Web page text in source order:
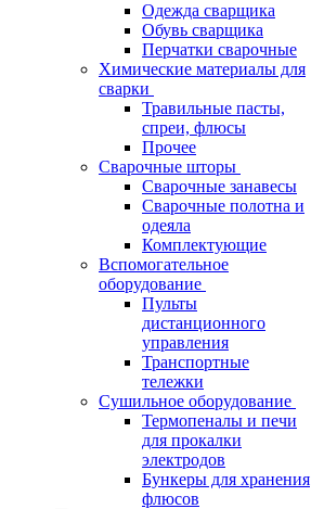
Одежда сварщика
Обувь сварщика
Перчатки сварочные
Химические материалы для
сварки
Травильные пасты,
спреи, флюсы
Прочее
Сварочные шторы
Сварочные занавесы
Сварочные полотна и
одеяла
Комплектующие
Вспомогательное
оборудование
Пульты
дистанционного
управления
Транспортные
тележки
Сушильное оборудование
Термопеналы и печи
для прокалки
электродов
Бункеры для хранения
флюсов